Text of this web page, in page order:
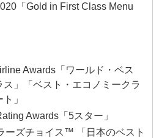
「Gold in First Class Menu
Awards「ワールド・ベス
ス」「ベスト・エコノミークラ
」
Awards「5スター」
ーズチョイス™ 「日本のベスト